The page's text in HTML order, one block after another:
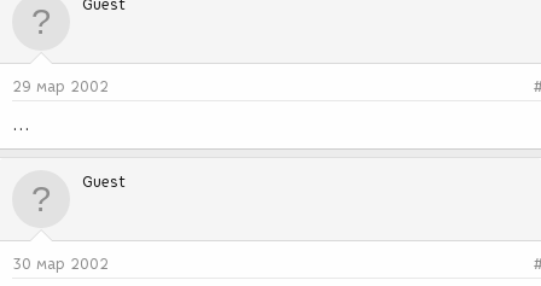
Guest
29 мар 2002
...
Guest
30 мар 2002